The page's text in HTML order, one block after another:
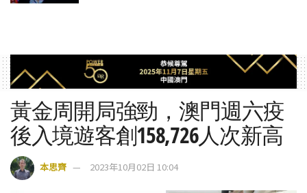
黃金周開局強勁，澳門週六疫
後入境遊客創158,726人次新高
本思齊 2023年10月02日 10:04